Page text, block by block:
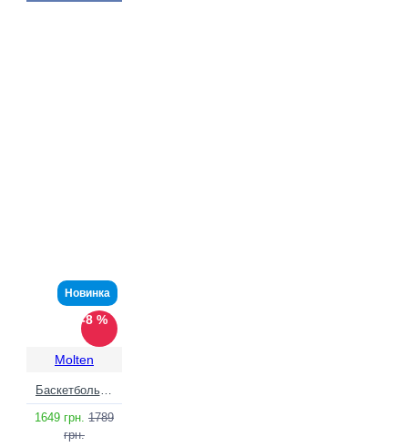
Новинка
-8 %
Molten
Баскетбольний м'яч Molten B7G3100-Q2Z World Cup (розмір 7) +подарунок
1649 грн. 1789
грн.